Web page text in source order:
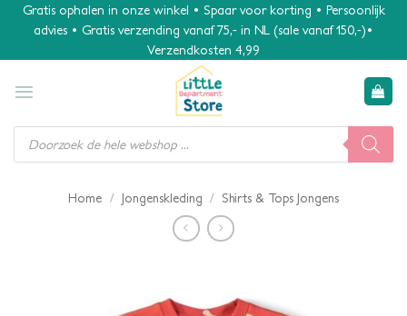
Gratis ophalen in onze winkel • Spaar voor korting • Persoonlijk
advies • Gratis verzending vanaf 75,- in NL (sale vanaf 150,-)•
Verzendkosten 4,99
Producten
zoeken
Home / Jongenskleding / Shirts & Tops Jongens